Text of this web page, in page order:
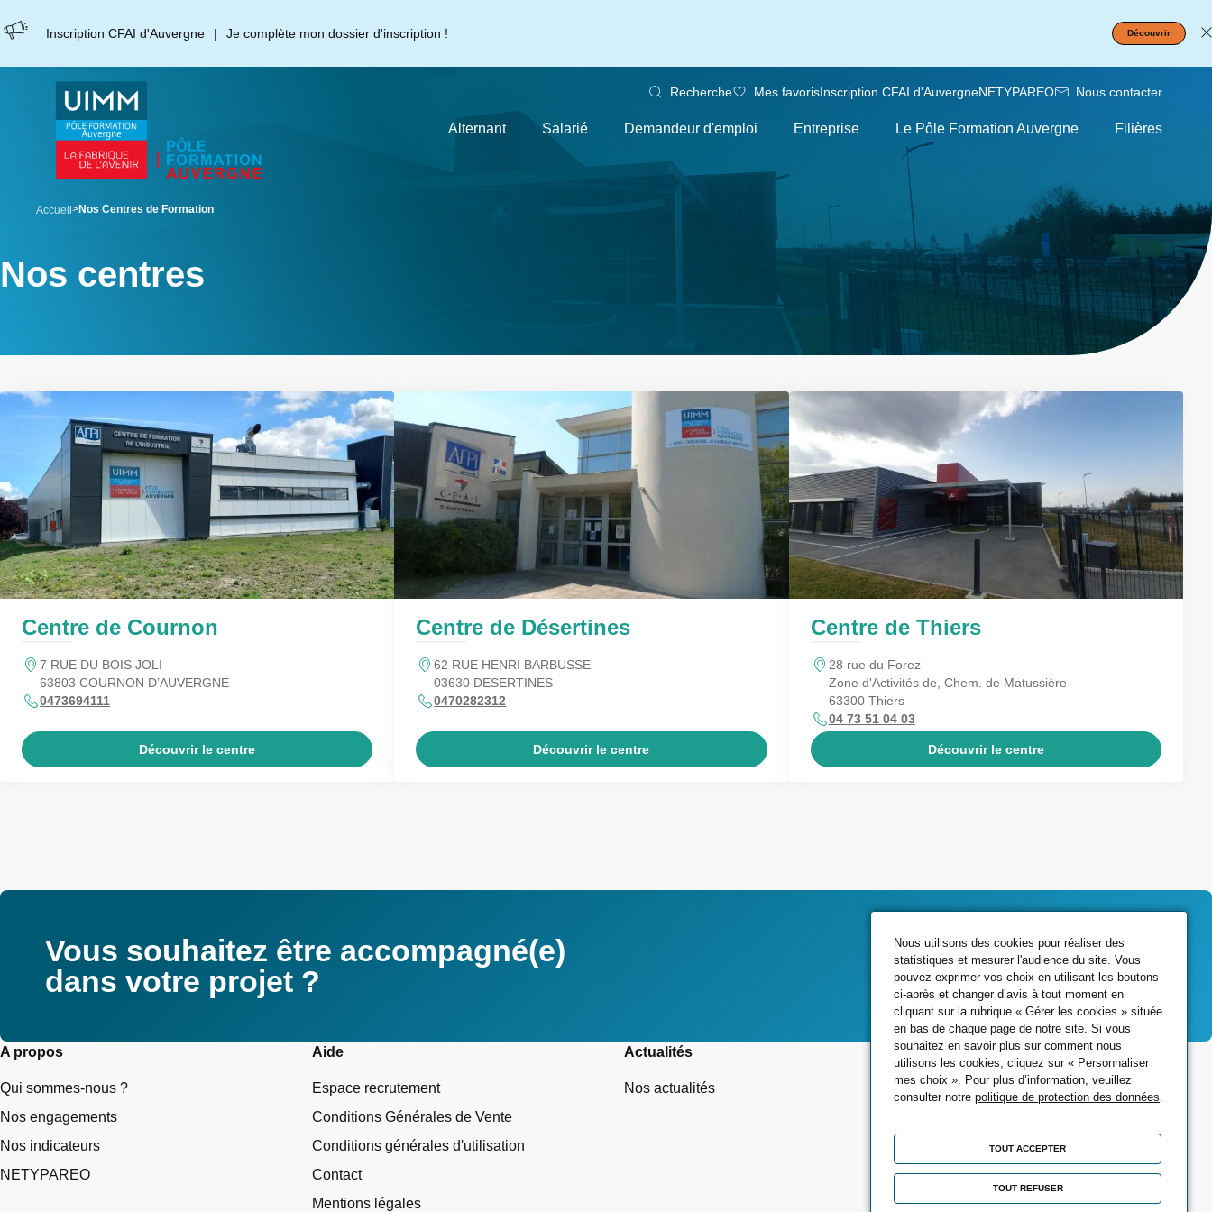
au
Inscription CFAI d'Auvergne Je complète mon dossier d'inscription ! Découvrir
Recherche Mes favorisInscription CFAI d'AuvergneNETYPAREO Nous contacter
Alternant Salarié Demandeur d'emploi Entreprise Le Pôle Formation Auvergne Filières
Accueil Nos Centres de Formation
Nos centres
Centre de Cournon
7 RUE DU BOIS JOLI
63803 COURNON D’AUVERGNE
0473694111
Découvrir le centre
Centre de Désertines
62 RUE HENRI BARBUSSE
03630 DESERTINES
0470282312
Découvrir le centre
Centre de Thiers
28 rue du Forez
Zone d'Activités de, Chem. de Matussière
63300 Thiers
04 73 51 04 03
Découvrir le centre
Vous souhaitez être accompagné(e)
dans votre projet ?
Contactez-nous
A propos
Qui sommes-nous ?
Nos engagements
Nos indicateurs
NETYPAREO
Aide
Espace recrutement
Conditions Générales de Vente
Conditions générales d'utilisation
Contact
Mentions légales
Actualités
Nos actualités
Rejoignez-nous sur
Nous utilisons des cookies pour réaliser des
statistiques et mesurer l'audience du site. Vous
pouvez exprimer vos choix en utilisant les boutons
ci-après et changer d’avis à tout moment en
cliquant sur la rubrique « Gérer les cookies » située
en bas de chaque page de notre site. Si vous
souhaitez en savoir plus sur comment nous
utilisons les cookies, cliquez sur « Personnaliser
mes choix ». Pour plus d’information, veuillez
consulter notrepolitique de protection des données.
TOUT ACCEPTER
TOUT REFUSER